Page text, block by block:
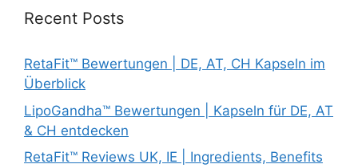
Recent Posts
RetaFit™ Bewertungen | DE, AT, CH Kapseln im
Überblick
LipoGandha™ Bewertungen | Kapseln für DE, AT
& CH entdecken
RetaFit™ Reviews UK, IE | Ingredients, Benefits